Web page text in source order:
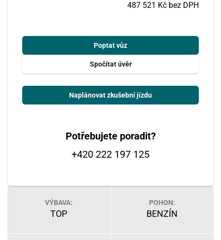
487 521 Kč bez DPH
Poptat vůz
Spočítat úvěr
Naplánovat zkušební jízdu
Potřebujete poradit?
+420 222 197 125
VÝBAVA:
TOP
POHON:
BENZÍN